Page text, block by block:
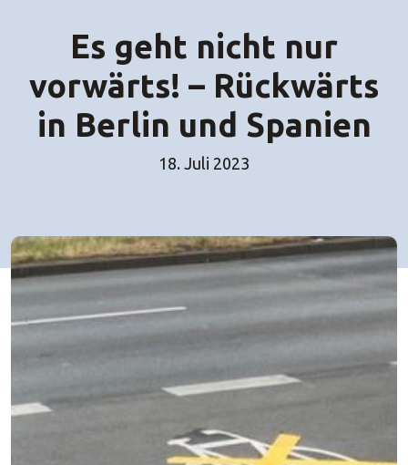
Es geht nicht nur
vorwärts! – Rückwärts
in Berlin und Spanien
18. Juli 2023